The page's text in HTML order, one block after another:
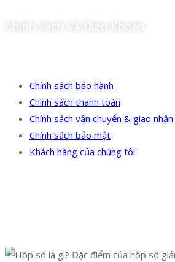
Chính Sách Và Điều Khoản
Chính sách bảo hành
Chính sách thanh toán
Chính sách vận chuyển & giao nhận
Chính sách bảo mật
Khách hàng của chúng tôi